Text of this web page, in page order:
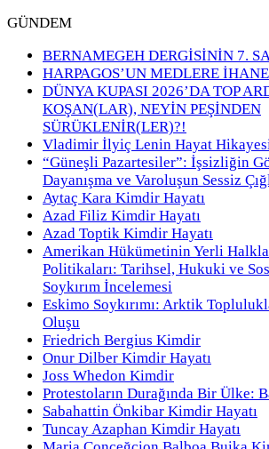
GÜNDEM
BERNAMEGEH DERGİSİNİN 7.
HARPAGOS’UN MEDLERE
DÜNYA KUPASI 2026’DA TOP
KOŞAN(LAR), NEYİN PEŞİNDEN
SÜRÜKLENİR(LER)?!
Vladimir İlyiç Lenin Hayat
“Güneşli Pazartesiler”: İşsizliğin
Dayanışma ve Varoluşun Sessiz
Aytaç Kara Kimdir Hayatı
Azad Filiz Kimdir Hayatı
Azad Toptik Kimdir Hayatı
Amerikan Hükümetinin Yerli
Politikaları: Tarihsel, Hukuki ve
Soykırım İncelemesi
Eskimo Soykırımı: Arktik
Oluşu
Friedrich Bergius Kimdir
Onur Dilber Kimdir Hayatı
Joss Whedon Kimdir
Protestoların Durağında Bir Ülke:
Sabahattin Önkibar Kimdir Hayatı
Tuncay Azaphan Kimdir Hayatı